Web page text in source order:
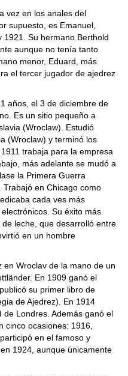
vez en los anales del
supuesto, es Emanuel,
Su hermano Berthold
aunque no tenía tanto
menor, Eduard, más
el tercer jugador de ajedrez
años, el 3 de diciembre de
Es un sitio pequeño a
(Wroclaw). Estudió
(Wroclaw) y terminó los
trabaja para la empresa
más adelante se mudó a
la Primera Guerra
Trabajó en Chicago como
cada ves más
Su éxito más
leche, que desarrolló entre
en un hombre
Wroclav de la mano de un
En 1909 ganó el
su primer libro de
de Ajedrez). En 1914
Londres. Además ganó el
cinco ocasiones: 1916,
en el famoso y
1924, aunque únicamente